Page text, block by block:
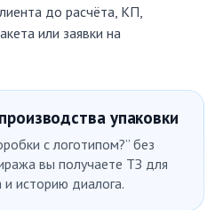
до расчёта, КП,
или заявки на
упаковки
с логотипом?” без
вы получаете ТЗ для
и историю диалога.